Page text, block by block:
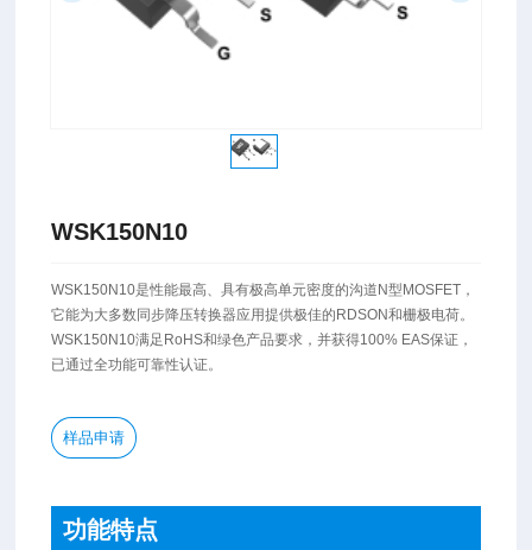
WSK150N10
WSK150N10是性能最高、具有极高单元密度的沟道N型MOSFET，
它能为大多数同步降压转换器应用提供极佳的RDSON和栅极电荷。
WSK150N10满足RoHS和绿色产品要求，并获得100% EAS保证，
已通过全功能可靠性认证。
样品申请
功能特点